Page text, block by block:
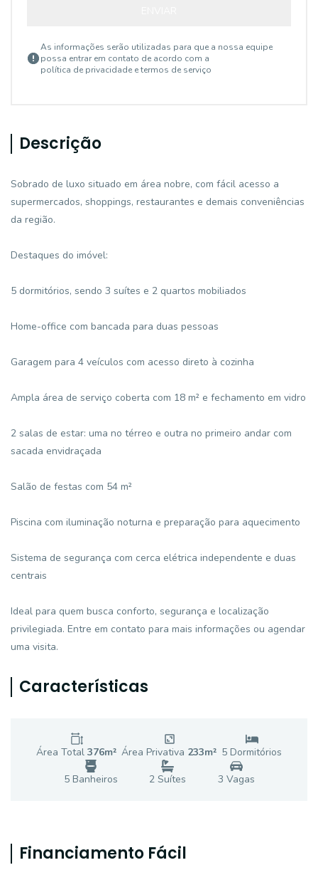
As informações serão utilizadas para que a nossa equipe
possa entrar em contato de acordo com a
política de privacidade e termos de serviço
Descrição
Sobrado de luxo situado em área nobre, com fácil acesso a
supermercados, shoppings, restaurantes e demais conveniências
da região.
Destaques do imóvel:
5 dormitórios, sendo 3 suítes e 2 quartos mobiliados
Home-office com bancada para duas pessoas
Garagem para 4 veículos com acesso direto à cozinha
Ampla área de serviço coberta com 18 m² e fechamento em vidro
2 salas de estar: uma no térreo e outra no primeiro andar com
sacada envidraçada
Salão de festas com 54 m²
Piscina com iluminação noturna e preparação para aquecimento
Sistema de segurança com cerca elétrica independente e duas
centrais
Ideal para quem busca conforto, segurança e localização
privilegiada. Entre em contato para mais informações ou agendar
uma visita.
Características
Área Total 376m² Área Privativa 233m² 5 Dormitórios
5Banheiros 2 Suítes 3 Vagas
Financiamento Fácil